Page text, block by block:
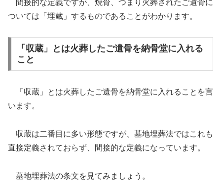
間接的な定義ですが、焼骨、つまり火葬されたご遺骨に
ついては「埋蔵」するものであることがわかります。
「収蔵」とは火葬したご遺骨を納骨堂に入れる
こと
「収蔵」とは火葬したご遺骨を納骨堂に入れることを言
います。
収蔵は二番目に多い形態ですが、墓地埋葬法ではこれも
直接定義されておらず、間接的な定義になっています。
墓地埋葬法の条文を見てみましょう。